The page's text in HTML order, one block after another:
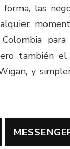
las
también
y